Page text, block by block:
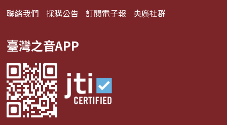
聯絡我們 採購公告 訂閱電子報 央廣社群
臺灣之音APP